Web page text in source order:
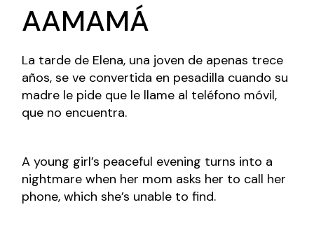
AAMAMÁ
La tarde de Elena, una joven de apenas trece
años, se ve convertida en pesadilla cuando su
madre le pide que le llame al teléfono móvil,
que no encuentra.
A young girl’s peaceful evening turns into a
nightmare when her mom asks her to call her
phone, which she’s unable to find.